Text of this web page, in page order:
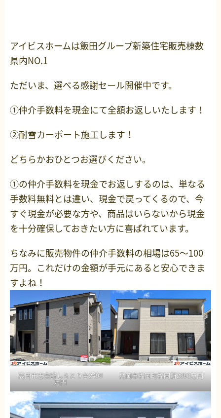
アイビスホームは飯田グループ新築住宅販売棟数
県内NO.1
ただいま、選べる感謝セール開催中です。
①仲介手数料を現金にて全額お返しいたします！
②耐雪カーポート施工します！
どちらかおひとつお選びください。
①の仲介手数料を現金でお返しするのは、単なる
手数料無料とは違い、現金で戻ってくるので、今
すぐ現金が必要な方や、商品はいらないから現金
を十分確保しておきたい方に喜ばれています。
ちなみに販売物件の仲介手数料の相場は65～100
万円。これだけの金額が手元にあると安心できま
すよね！
高岡市志貴野しらとり台2490
万円
高岡市福岡町福岡新2090万円